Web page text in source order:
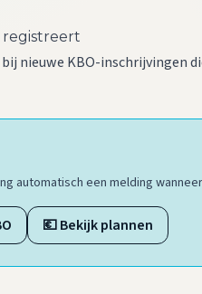
registreert
nieuwe KBO-inschrijvingen
automatisch een melding
💶 Bekijk plannen